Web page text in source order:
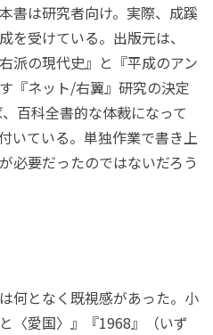
書は研究者向け。実際、成蹊
を受けている。出版元は、
派の現代史』と『平成のアン
『ネット/右翼』研究の決定
百科全書的な体裁になって
いている。単独作業で書き上
必要だったのではないだろう
何となく既視感があった。小
〈愛国〉』『1968』（いず